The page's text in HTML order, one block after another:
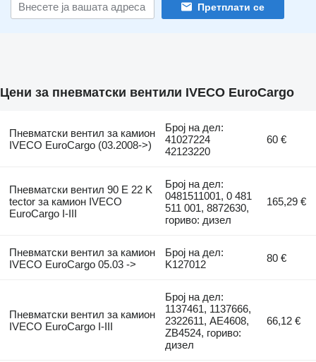
Претплати се
Цени за пневматски вентили IVECO EuroCargo
Пневматски вентил за камион
IVECO EuroCargo (03.2008->)
Број на дел:
41027224
42123220
60 €
Пневматски вентил 90 E 22 K
tector за камион IVECO
EuroCargo I-III
Број на дел:
0481511001, 0 481
511 001, 8872630,
гориво: дизел
165,29 €
Пневматски вентил за камион
IVECO EuroCargo 05.03 ->
Број на дел:
K127012
80 €
Пневматски вентил за камион
IVECO EuroCargo I-III
Број на дел:
1137461, 1137666,
2322611, AE4608,
ZB4524, гориво:
дизел
66,12 €